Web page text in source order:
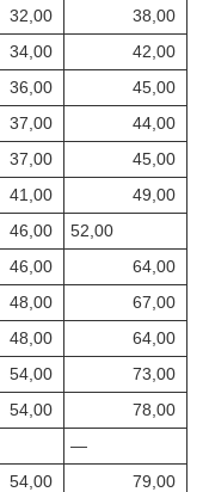
32,00
38,00
34,00
42,00
36,00
45,00
37,00
44,00
37,00
45,00
41,00
49,00
46,00
52,00
46,00
64,00
48,00
67,00
48,00
64,00
54,00
73,00
54,00
78,00
—
54,00
79,00